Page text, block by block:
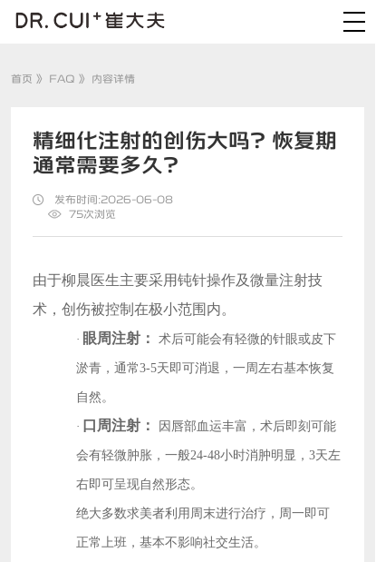
首页 》 FAQ 》 内容详情
精细化注射的创伤大吗？恢复期
通常需要多久？
发布时间:2026-06-08
75次浏览
由于柳晨医生主要采用钝针操作及微量注射技
术，创伤被控制在极小范围内。
· 眼周注射： 术后可能会有轻微的针眼或皮下
淤青，通常3-5天即可消退，一周左右基本恢复
自然。
· 口周注射： 因唇部血运丰富，术后即刻可能
会有轻微肿胀，一般24-48小时消肿明显，3天左
右即可呈现自然形态。
绝大多数求美者利用周末进行治疗，周一即可
正常上班，基本不影响社交生活。